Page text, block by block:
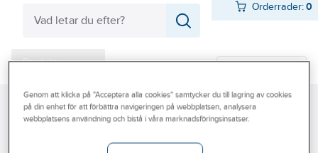
Orderrader:0
Produkter
Kampanjer
Ahlsell Produkter Infästning Spik Specialspik
Genom att klicka på "Acceptera alla cookies" samtycker du till lagring av cookies
på din enhet för att förbättra navigeringen på webbplatsen, analysera
webbplatsens användning och bistå i våra marknadsföringsinsatser.